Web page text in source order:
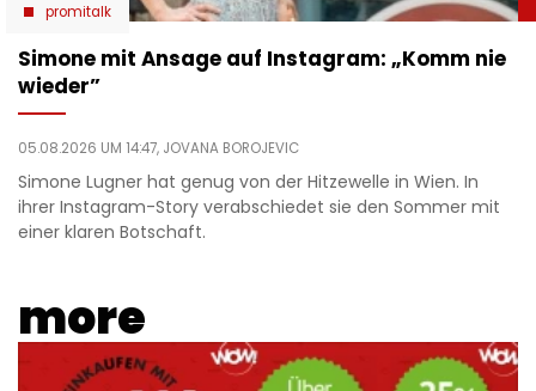
promitalk
Simone mit Ansage auf Instagram: „Komm nie
wieder”
05.08.2026 UM 14:47, JOVANA BOROJEVIC
Simone Lugner hat genug von der Hitzewelle in Wien. In
ihrer Instagram-Story verabschiedet sie den Sommer mit
einer klaren Botschaft.
more